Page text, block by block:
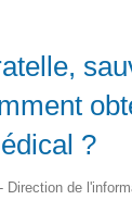
?
Direction de